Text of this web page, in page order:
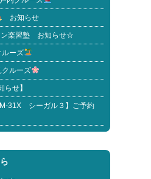
お知らせ
ン楽習塾 お知らせ☆
ルーズ
クルーズ
らせ】
31X シーガル３】ご予約